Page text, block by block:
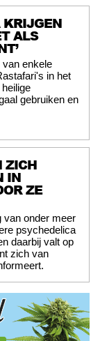
KRIJGEN
ALS
van enkele
in het
gebruiken en
ZICH
IN
ZE
van onder meer
psychedelica
daarbij valt op
zich van